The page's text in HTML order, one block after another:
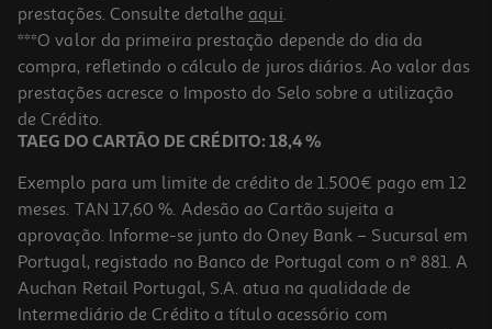
prestações. Consulte detalhe aqui.
***O valor da primeira prestação depende do dia da
compra, refletindo o cálculo de juros diários. Ao valor das
prestações acresce o Imposto do Selo sobre a utilização
de Crédito.
TAEG DO CARTÃO DE CRÉDITO: 18,4 %
Exemplo para um limite de crédito de 1.500€ pago em 12
meses. TAN 17,60 %. Adesão ao Cartão sujeita a
aprovação. Informe-se junto do Oney Bank – Sucursal em
Portugal, registado no Banco de Portugal com o nº 881. A
Auchan Retail Portugal, S.A. atua na qualidade de
Intermediário de Crédito a título acessório com